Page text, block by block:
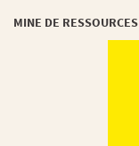
MINE DE RESSOURCES